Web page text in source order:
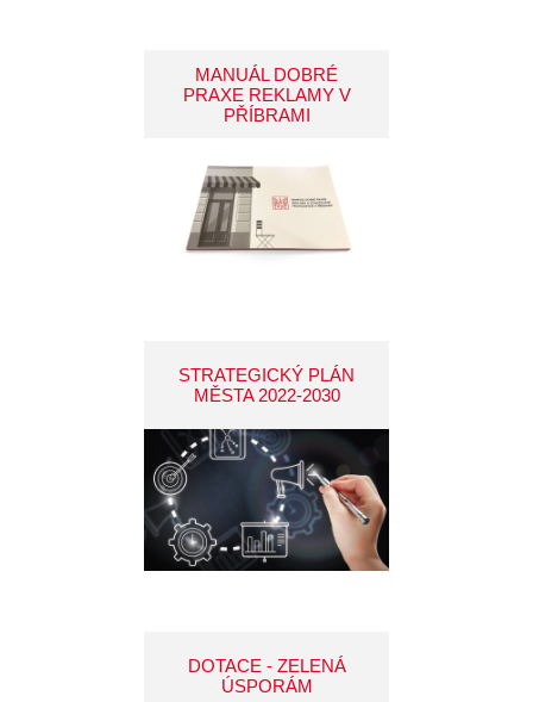
MANUÁL DOBRÉ
PRAXE REKLAMY V
PŘÍBRAMI
STRATEGICKÝ PLÁN
MĚSTA 2022-2030
DOTACE - ZELENÁ
ÚSPORÁM